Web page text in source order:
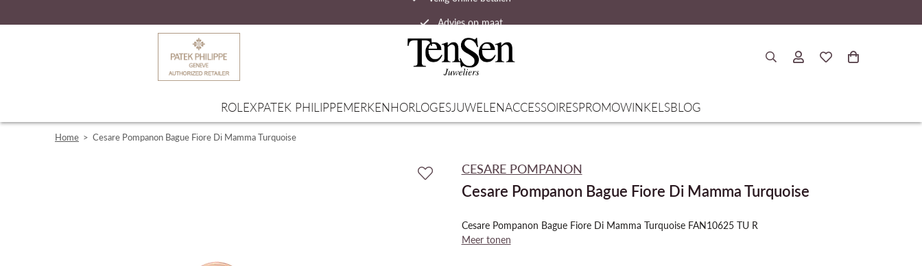
Snelle verzending
ROLEXPATEK PHILIPPEMERKENHORLOGESJUWELENACCESSOIRESPROMOWINKELSBLOG
Home > Cesare Pompanon Bague Fiore Di Mamma Turquoise
CESARE POMPANON
Cesare Pompanon Bague Fiore Di Mamma Turquoise
Cesare Pompanon Bague Fiore Di Mamma Turquoise FAN10625 TU R
Meer tonen